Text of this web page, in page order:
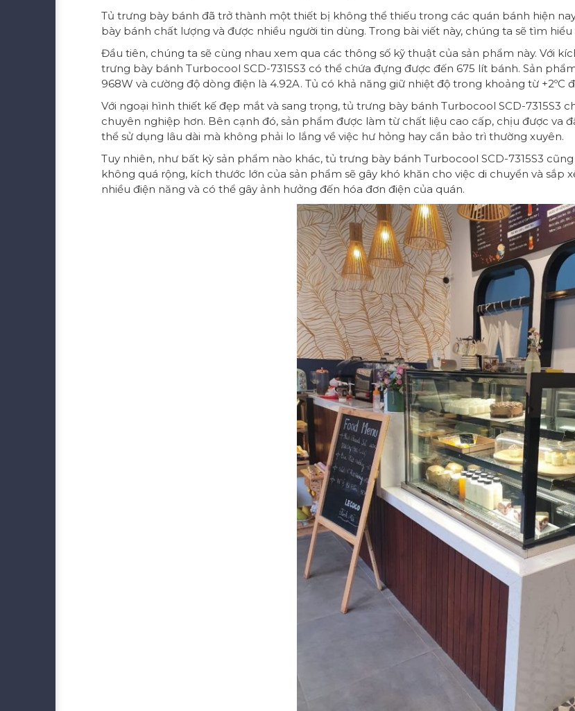
Tủ trưng bày bánh đã trở thành một thiết bị không thể thiếu trong các quán bánh hiện
bày bánh chất lượng và được nhiều người tin dùng. Trong bài viết này, chúng ta sẽ tìm hiểu
Đầu tiên, chúng ta sẽ cùng nhau xem qua các thông số kỹ thuật của sản phẩm này. Với
trưng bày bánh Turbocool SCD-7315S3 có thể chứa đựng được đến 675 lít bánh. Sản
968W và cường độ dòng điện là 4.92A. Tủ có khả năng giữ nhiệt độ trong khoảng từ +2ºC
Với ngoại hình thiết kế đẹp mắt và sang trọng, tủ trưng bày bánh Turbocool SCD-7315S3
chuyên nghiệp hơn. Bên cạnh đó, sản phẩm được làm từ chất liệu cao cấp, chịu được va
thể sử dụng lâu dài mà không phải lo lắng về việc hư hỏng hay cần bảo trì thường xuyên.
Tuy nhiên, như bất kỳ sản phẩm nào khác, tủ trưng bày bánh Turbocool SCD-7315S3
không quá rộng, kích thước lớn của sản phẩm sẽ gây khó khăn cho việc di chuyển và
nhiều điện năng và có thể gây ảnh hưởng đến hóa đơn điện của quán.